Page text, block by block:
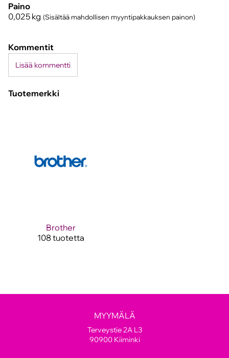
Paino
0,025 kg (Sisältää mahdollisen myyntipakkauksen painon)
Kommentit
Lisää kommentti
Tuotemerkki
Brother
108 tuotetta
MYYMÄLÄ
Terveystie 2A L3
90900 Kiiminki